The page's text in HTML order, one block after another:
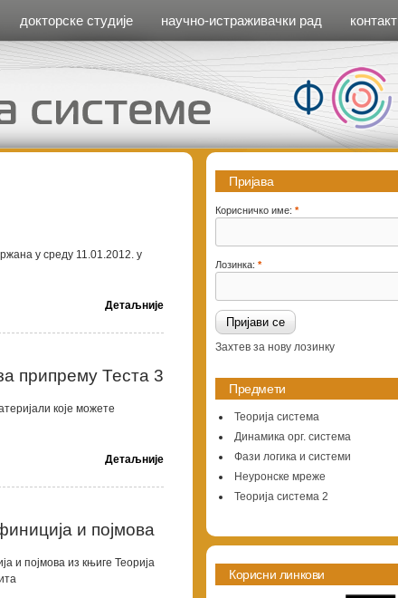
докторске студије научно-истраживачки рад контакт
у среду 11.01.2012. у
Детаљније
припрему Теста 3
које можете
Детаљније
и појмова
и појмова из књиге Теорија
Пријава
Корисничко име: *
Лозинка: *
Захтев за нову лозинку
Предмети
Теорија система
Динамика орг. система
Фази логика и системи
Неуронске мреже
Теорија система 2
Корисни линкови